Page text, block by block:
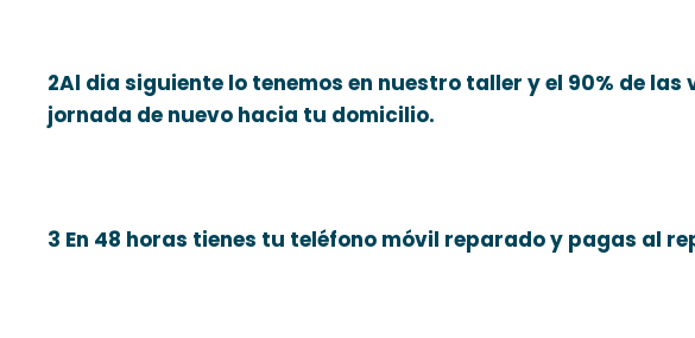
2Al dia siguiente lo tenemos en nuestro taller y el 90% de las
jornada de nuevo hacia tu domicilio.
3 En 48 horas tienes tu teléfono móvil reparado y pagas al